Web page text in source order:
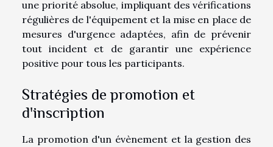
une priorité absolue, impliquant des vérifications
régulières de l'équipement et la mise en place de
mesures d'urgence adaptées, afin de prévenir
tout incident et de garantir une expérience
positive pour tous les participants.
Stratégies de promotion et
d'inscription
La promotion d'un évènement et la gestion des